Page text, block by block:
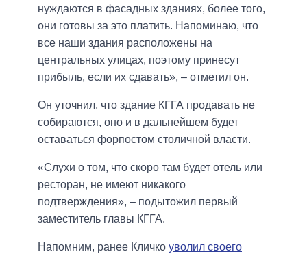
нуждаются в фасадных зданиях, более того,
они готовы за это платить. Напоминаю, что
все наши здания расположены на
центральных улицах, поэтому принесут
прибыль, если их сдавать», – отметил он.
Он уточнил, что здание КГГА продавать не
собираются, оно и в дальнейшем будет
оставаться форпостом столичной власти.
«Слухи о том, что скоро там будет отель или
ресторан, не имеют никакого
подтверждения», – подытожил первый
заместитель главы КГГА.
Напомним, ранее Кличко уволил своего